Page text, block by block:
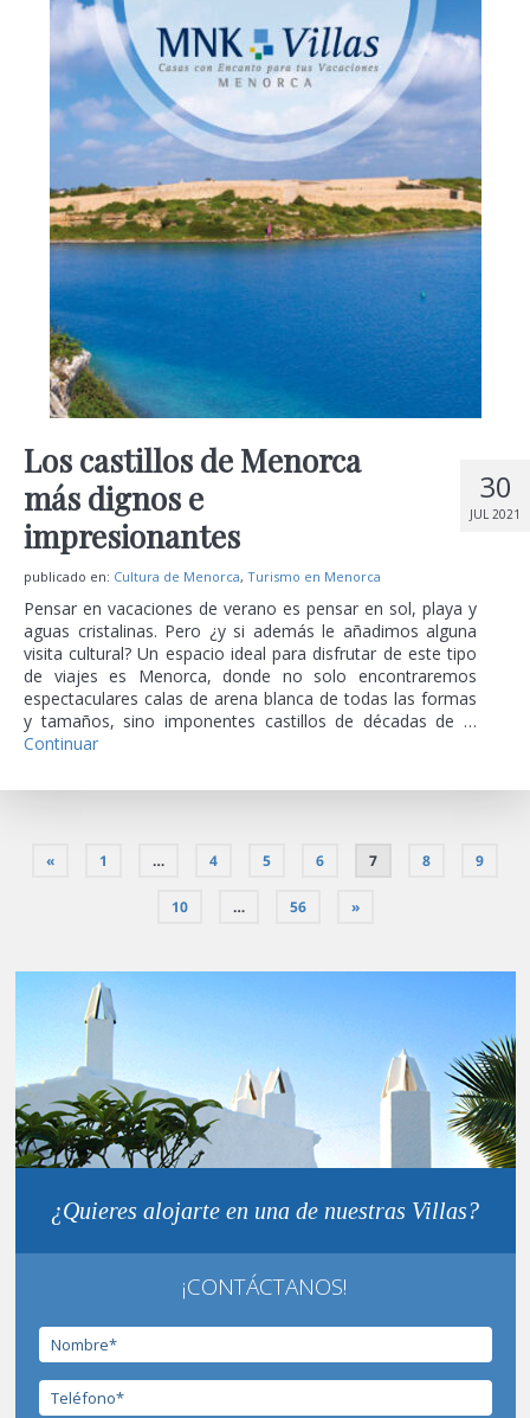
30
JUL 2021
Los castillos de Menorca
más dignos e
impresionantes
publicado en: Cultura de Menorca, Turismo en Menorca
Pensar en vacaciones de verano es pensar en sol, playa y
aguas cristalinas. Pero ¿y si además le añadimos alguna
visita cultural? Un espacio ideal para disfrutar de este tipo
de viajes es Menorca, donde no solo encontraremos
espectaculares calas de arena blanca de todas las formas
y tamaños, sino imponentes castillos de décadas de …
Continuar
« 1 … 4 5 6 7 8 9
10 … 56 »
¿Quieres alojarte en una de nuestras Villas?
¡CONTÁCTANOS!